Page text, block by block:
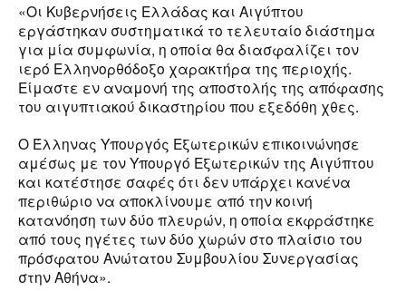
«Οι Κυβερνήσεις Ελλάδας και Αιγύπτου
εργάστηκαν συστηματικά το τελευταίο διάστημα
για μία συμφωνία, η οποία θα διασφαλίζει τον
ιερό Ελληνορθόδοξο χαρακτήρα της περιοχής.
Είμαστε εν αναμονή της αποστολής της απόφασης
του αιγυπτιακού δικαστηρίου που εξεδόθη χθες.
Ο Έλληνας Υπουργός Εξωτερικών επικοινώνησε
αμέσως με τον Υπουργό Εξωτερικών της Αιγύπτου
και κατέστησε σαφές ότι δεν υπάρχει κανένα
περιθώριο να αποκλίνουμε από την κοινή
κατανόηση των δύο πλευρών, η οποία εκφράστηκε
από τους ηγέτες των δύο χωρών στο πλαίσιο του
πρόσφατου Ανώτατου Συμβουλίου Συνεργασίας
στην Αθήνα».